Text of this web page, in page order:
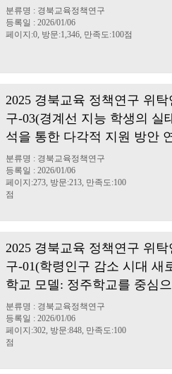
분류명 : 경북교육정책연구
등록일 : 2026/01/06
페이지:0, 방문:1,346, 만족도:100점
2025 경북교육 정책연구 위탁
구-03(경계선 지능 학생의 실
석을 통한 다각적 지원 방안
분류명 : 경북교육정책연구
등록일 : 2026/01/06
페이지:273, 방문:213, 만족도:100
점
2025 경북교육 정책연구 위탁
구-01(학령인구 감소 시대 새
학교 모델: 정주학교를 중심
분류명 : 경북교육정책연구
등록일 : 2026/01/06
페이지:302, 방문:848, 만족도:100
점